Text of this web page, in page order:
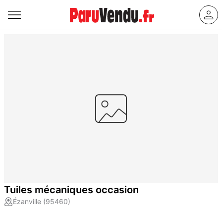
Tuiles mécaniques occasion
Ézanville (95460)